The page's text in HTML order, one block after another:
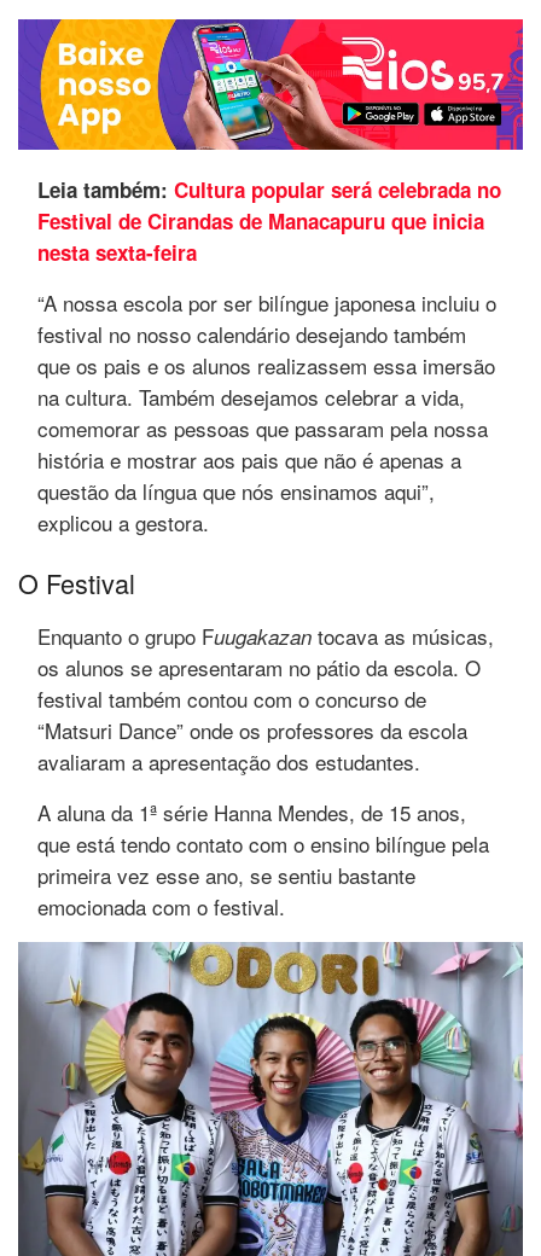
Leia também: Cultura popular será celebrada no
Festival de Cirandas de Manacapuru que inicia
nesta sexta-feira
“A nossa escola por ser bilíngue japonesa incluiu o
festival no nosso calendário desejando também
que os pais e os alunos realizassem essa imersão
na cultura. Também desejamos celebrar a vida,
comemorar as pessoas que passaram pela nossa
história e mostrar aos pais que não é apenas a
questão da língua que nós ensinamos aqui”,
explicou a gestora.
O Festival
Enquanto o grupo Fuugakazan tocava as músicas,
os alunos se apresentaram no pátio da escola. O
festival também contou com o concurso de
“Matsuri Dance” onde os professores da escola
avaliaram a apresentação dos estudantes.
A aluna da 1ª série Hanna Mendes, de 15 anos,
que está tendo contato com o ensino bilíngue pela
primeira vez esse ano, se sentiu bastante
emocionada com o festival.